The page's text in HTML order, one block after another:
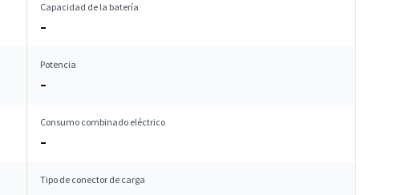
Capacidad de la batería
–
Potencia
–
Consumo combinado eléctrico
–
Tipo de conector de carga